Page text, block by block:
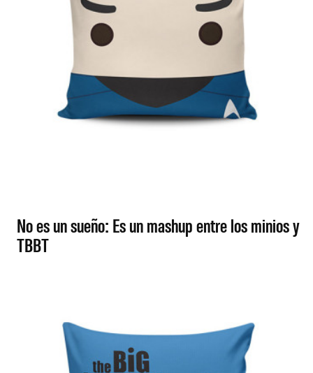
No es un sueño: Es un mashup entre los minios y
TBBT